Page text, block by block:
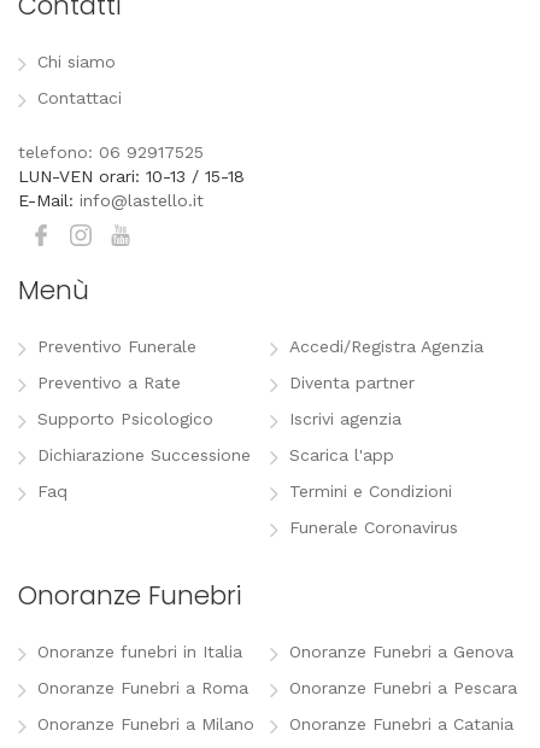
Chi siamo
Contattaci
telefono: 06 92917525
LUN-VEN orari: 10-13 / 15-18
E-Mail: info@lastello.it
Menù
Preventivo Funerale
Preventivo a Rate
Supporto Psicologico
Dichiarazione Successione
Faq
Accedi/Registra Agenzia
Diventa partner
Iscrivi agenzia
Scarica l'app
Termini e Condizioni
Funerale Coronavirus
Onoranze Funebri
Onoranze funebri in Italia
Onoranze Funebri a Roma
Onoranze Funebri a Milano
Onoranze Funebri a Genova
Onoranze Funebri a Pescara
Onoranze Funebri a Catania